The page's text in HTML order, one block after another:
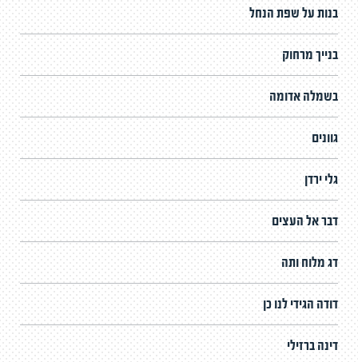
בנות על שפת הנחל
בנייך מרחוק
בשמלה אדומה
גוונים
גלי ירדן
דבר אל העצים
דג מלוח ותה
דודה הגידי לנו כן
דינה ברזילי